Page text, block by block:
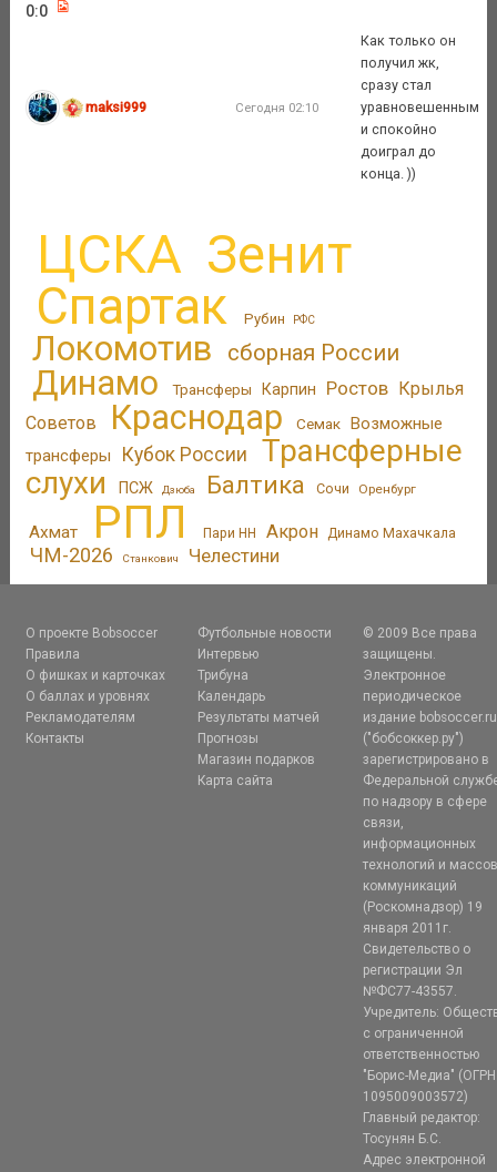
0:0
maksi999 Сегодня 02:10
Как только он
получил жк,
сразу стал
уравновешенным
и спокойно
доиграл до
конца. ))
ЦСКА Зенит
Спартак Рубин РФС
Локомотив сборная России
Динамо Трансферы Карпин Ростов Крылья
Советов
Краснодар Семак Возможные
трансферы
Кубок России
Трансферные
слухи
ПСЖ Дзюба Балтика Сочи Оренбург
Ахмат РПЛ Пари НН Акрон Динамо Махачкала
ЧМ-2026 Станкович Челестини
О проекте Bobsoccer
Правила
О фишках и карточках
О баллах и уровнях
Рекламодателям
Контакты
Футбольные новости
Интервью
Трибуна
Календарь
Результаты матчей
Прогнозы
Магазин подарков
Карта сайта
© 2009 Все права
защищены.
Электронное
периодическое
издание bobsoccer.ru
("бобсоккер.ру")
зарегистрировано в
Федеральной
по надзору в сфере
связи,
информационных
технологий и
коммуникаций
(Роскомнадзор) 19
января 2011г.
Свидетельство о
регистрации Эл
№ФС77-43557.
Учредитель:
с ограниченной
ответственностью
"Борис-Медиа" (ОГРН
1095009003572)
Главный редактор:
Тосунян Б.С.
Адрес электронной